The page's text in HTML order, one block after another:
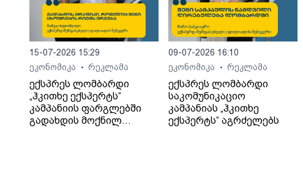
15-07-2026 15:29
ეკონომიკა
• რეკლამა
ექსპრეს ლომბარდი
„ჰკითხე ექსპერტს“
კამპანიის ფარგლებში
გადახდის მოქნილ
09-07-2026 16:10
ეკონომიკა
• რეკლამა
ექსპრეს ლომბარდი
საკომუნიკაციო
კამპანიას „ჰკითხე
ექსპერტს“ აგრძელებს